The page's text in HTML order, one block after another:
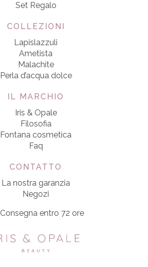
Set Regalo
COLLEZIONI
Lapislazzuli
Ametista
Malachite
Perla d’acqua dolce
IL MARCHIO
Iris & Opale
Filosofia
Fontana cosmetica
Faq
CONTATTO
La nostra garanzia
Negozi
Consegna entro 72 ore